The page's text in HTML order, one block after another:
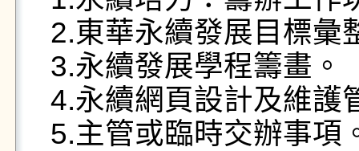
2.東華永續發展目標彙
3.永續發展學程籌畫。
4.永續網頁設計及維護
5.主管或臨時交辦事項